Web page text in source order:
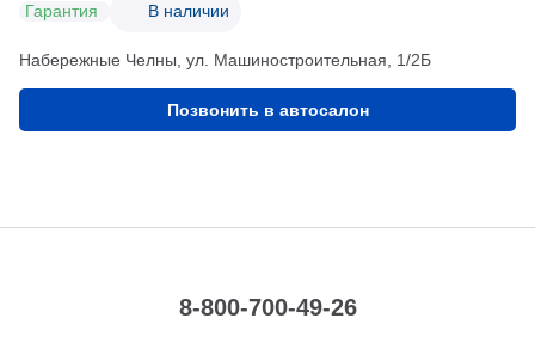
Гарантия В наличии
Набережные Челны, ул. Машиностроительная, 1/2Б
Позвонить в автосалон
8-800-700-49-26